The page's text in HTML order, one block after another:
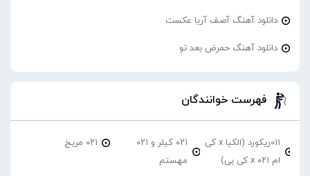
دانلود آهنگ آصف آریا عکست
دانلود آهنگ حمرض بعد تو
فهرست خوانندگان
۰۱۱ریکورد (الکیا x کی
ام ۰۲۱ x کی بی)
۰۲۱ کیلر و ۰۲۱
مهستم
۰۲۱ مریخ